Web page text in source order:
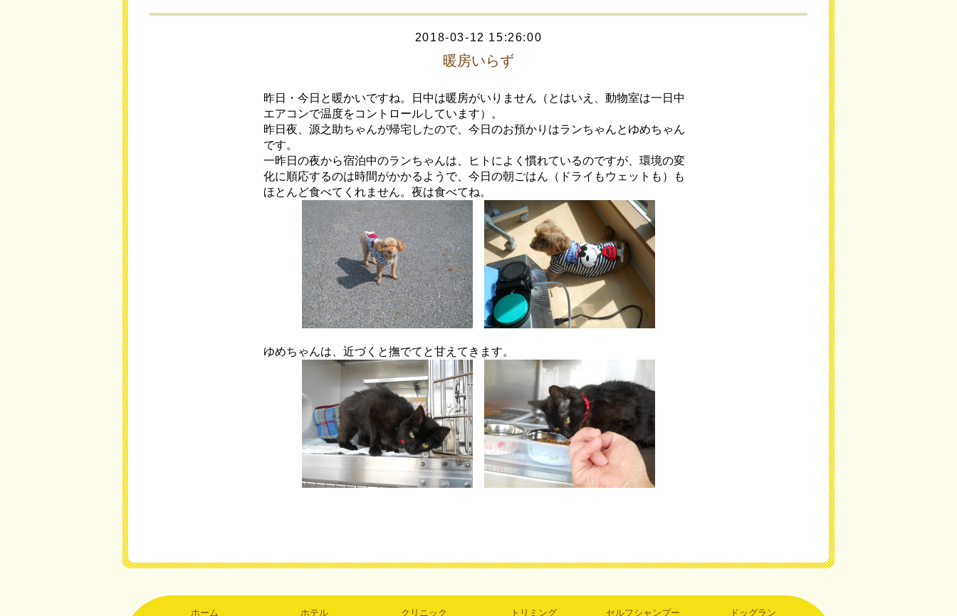
2018-03-12 15:26:00
暖房いらず
昨日・今日と暖かいですね。日中は暖房がいりません（とはいえ、動物室は一日中
エアコンで温度をコントロールしています）。
昨日夜、源之助ちゃんが帰宅したので、今日のお預かりはランちゃんとゆめちゃん
です。
一昨日の夜から宿泊中のランちゃんは、ヒトによく慣れているのですが、環境の変
化に順応するのは時間がかかるようで、今日の朝ごはん（ドライもウェットも）も
ほとんど食べてくれません。夜は食べてね。
ゆめちゃんは、近づくと撫でてと甘えてきます。
ホーム ホテル クリニック トリミング セルフシャンプー ドッグラン